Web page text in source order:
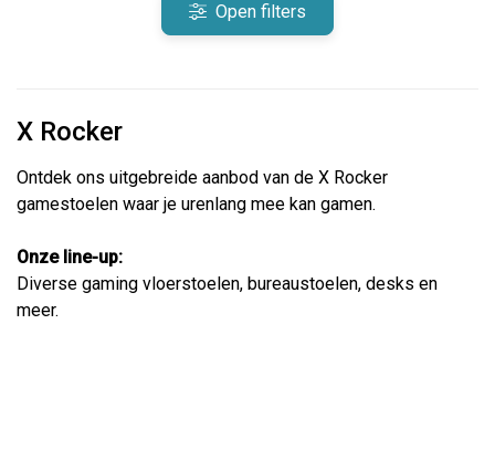
Open filters
X Rocker
Ontdek ons uitgebreide aanbod van de X Rocker
gamestoelen waar je urenlang mee kan gamen.
Onze line-up:
Diverse gaming vloerstoelen, bureaustoelen, desks en
meer.